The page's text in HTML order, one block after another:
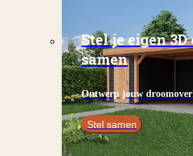
Stel je eigen
samen
Ontwerp jouw
Stel samen